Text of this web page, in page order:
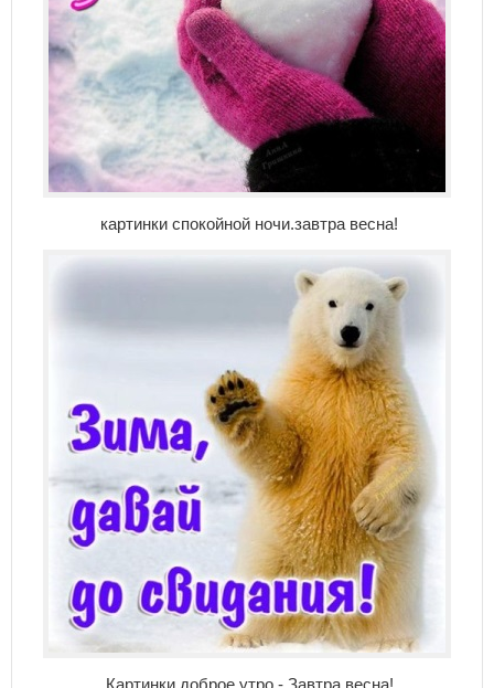
картинки спокойной ночи.завтра весна!
Картинки доброе утро - Завтра весна!